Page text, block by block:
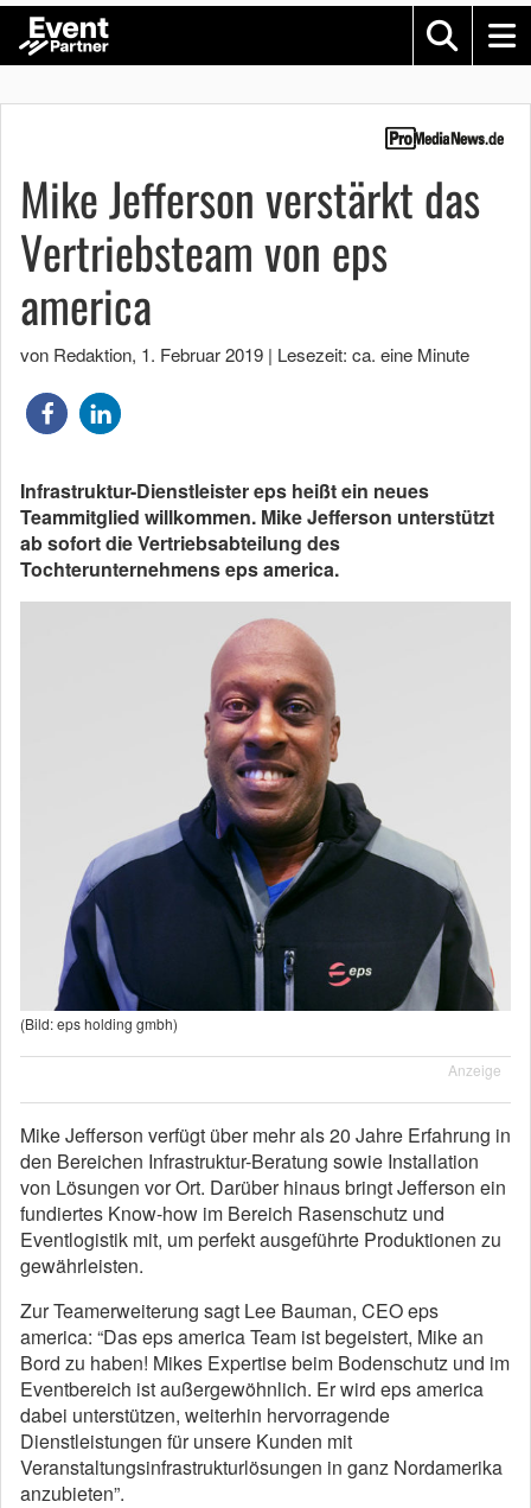
Mike Jefferson verstärkt das
Vertriebsteam von eps
america
von Redaktion, 1. Februar 2019 | Lesezeit: ca. eine Minute
Infrastruktur-Dienstleister eps heißt ein neues
Teammitglied willkommen. Mike Jefferson unterstützt
ab sofort die Vertriebsabteilung des
Tochterunternehmens eps america.
(Bild: eps holding gmbh)
Anzeige
Mike Jefferson verfügt über mehr als 20 Jahre Erfahrung in
den Bereichen Infrastruktur-Beratung sowie Installation
von Lösungen vor Ort. Darüber hinaus bringt Jefferson ein
fundiertes Know-how im Bereich Rasenschutz und
Eventlogistik mit, um perfekt ausgeführte Produktionen zu
gewährleisten.
Zur Teamerweiterung sagt Lee Bauman, CEO eps
america: “Das eps america Team ist begeistert, Mike an
Bord zu haben! Mikes Expertise beim Bodenschutz und im
Eventbereich ist außergewöhnlich. Er wird eps america
dabei unterstützen, weiterhin hervorragende
Dienstleistungen für unsere Kunden mit
Veranstaltungsinfrastrukturlösungen in ganz Nordamerika
anzubieten”.